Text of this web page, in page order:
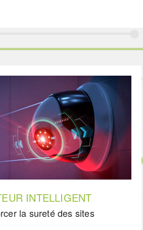
INTELLIGENT
la sureté des sites